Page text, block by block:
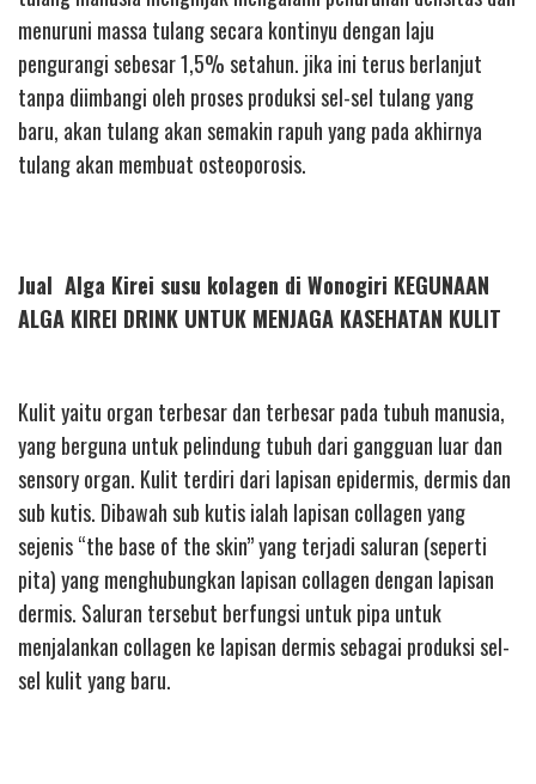
menuruni massa tulang secara kontinyu dengan laju
pengurangi sebesar 1,5% setahun. jika ini terus berlanjut
tanpa diimbangi oleh proses produksi sel-sel tulang yang
baru, akan tulang akan semakin rapuh yang pada akhirnya
tulang akan membuat osteoporosis.
Jual Alga Kirei susu kolagen di Wonogiri KEGUNAAN
ALGA KIREI DRINK UNTUK MENJAGA KASEHATAN KULIT
Kulit yaitu organ terbesar dan terbesar pada tubuh manusia,
yang berguna untuk pelindung tubuh dari gangguan luar dan
sensory organ. Kulit terdiri dari lapisan epidermis, dermis dan
sub kutis. Dibawah sub kutis ialah lapisan collagen yang
sejenis “the base of the skin” yang terjadi saluran (seperti
pita) yang menghubungkan lapisan collagen dengan lapisan
dermis. Saluran tersebut berfungsi untuk pipa untuk
menjalankan collagen ke lapisan dermis sebagai produksi sel-
sel kulit yang baru.